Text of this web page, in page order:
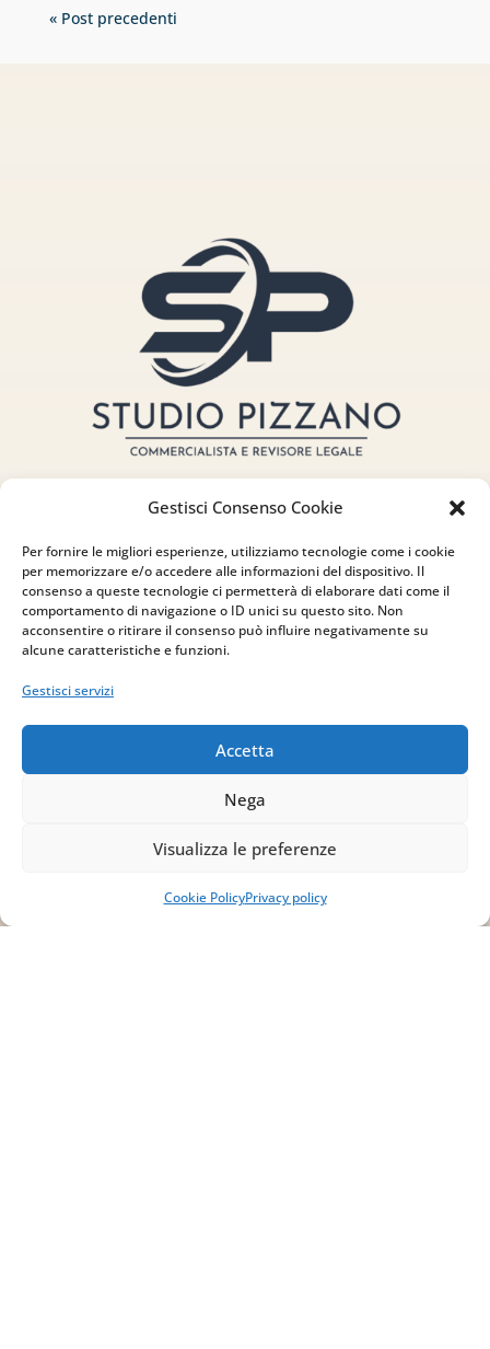
Gestisci Consenso Cookie
Per fornire le migliori esperienze, utilizziamo tecnologie come i cookie
per memorizzare e/o accedere alle informazioni del dispositivo. Il
consenso a queste tecnologie ci permetterà di elaborare dati come il
comportamento di navigazione o ID unici su questo sito. Non
acconsentire o ritirare il consenso può influire negativamente su
alcune caratteristiche e funzioni.
Gestisci servizi
Accetta
Nega
Visualizza le preferenze
Cookie PolicyPrivacy policy
« Post precedenti
Indirizzo
via Sant’Alessio, 5
83030 Venticano (AV)
Email
info@studiopizzano.it